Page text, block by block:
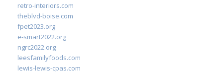
retro-interiors.com
theblvd-boise.com
fpet2023.org
e-smart2022.org
ngrc2022.org
leesfamilyfoods.com
lewis-lewis-cpas.com